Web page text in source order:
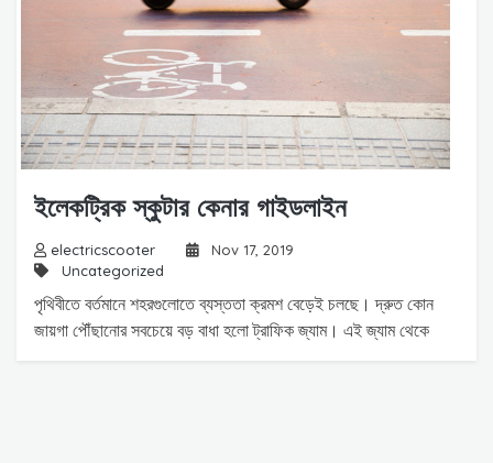
ইলেকট্রিক স্কুটার কেনার গাইডলাইন
electricscooter
Nov 17, 2019
Uncategorized
পৃথিবীতে বর্তমানে শহরগুলোতে ব্যস্ততা ক্রমশ বেড়েই চলছে। দ্রুত কোন
জায়গা পৌঁছানোর সবচেয়ে বড় বাধা হলো ট্রাফিক জ্যাম। এই জ্যাম থেকে